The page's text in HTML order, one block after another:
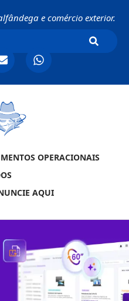
e comércio exterior.
OPERACIONAIS
AQUI